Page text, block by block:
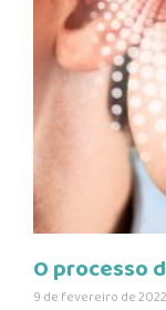
O processo
9 de fevereiro de 2022